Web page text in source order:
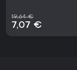
19,64 €
7,07 €